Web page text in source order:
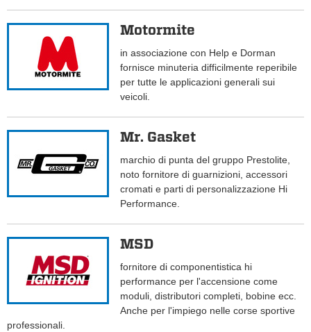
Motormite
in associazione con Help e Dorman
fornisce minuteria difficilmente reperibile
per tutte le applicazioni generali sui
veicoli.
Mr. Gasket
marchio di punta del gruppo Prestolite,
noto fornitore di guarnizioni, accessori
cromati e parti di personalizzazione Hi
Performance.
MSD
fornitore di componentistica hi
performance per l'accensione come
moduli, distributori completi, bobine ecc.
Anche per l'impiego nelle corse sportive
professionali.